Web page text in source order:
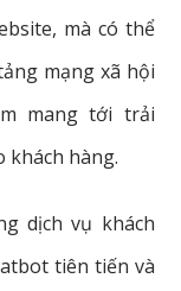
mà có thể
mạng xã hội
mang tới trải
khách hàng.
dịch vụ khách
tiên tiến và